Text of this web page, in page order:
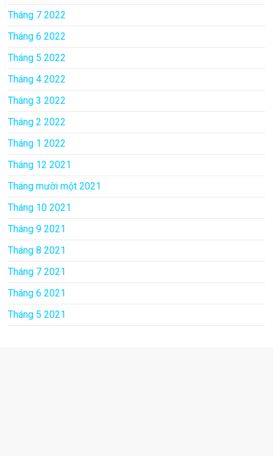
Tháng 7 2022
Tháng 6 2022
Tháng 5 2022
Tháng 4 2022
Tháng 3 2022
Tháng 2 2022
Tháng 1 2022
Tháng 12 2021
Tháng mười một 2021
Tháng 10 2021
Tháng 9 2021
Tháng 8 2021
Tháng 7 2021
Tháng 6 2021
Tháng 5 2021